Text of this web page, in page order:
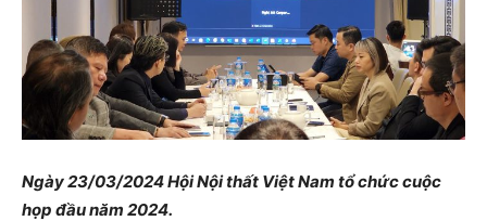
Ngày 23/03/2024 Hội Nội thất Việt Nam tổ chức cuộc
họp đầu năm 2024.